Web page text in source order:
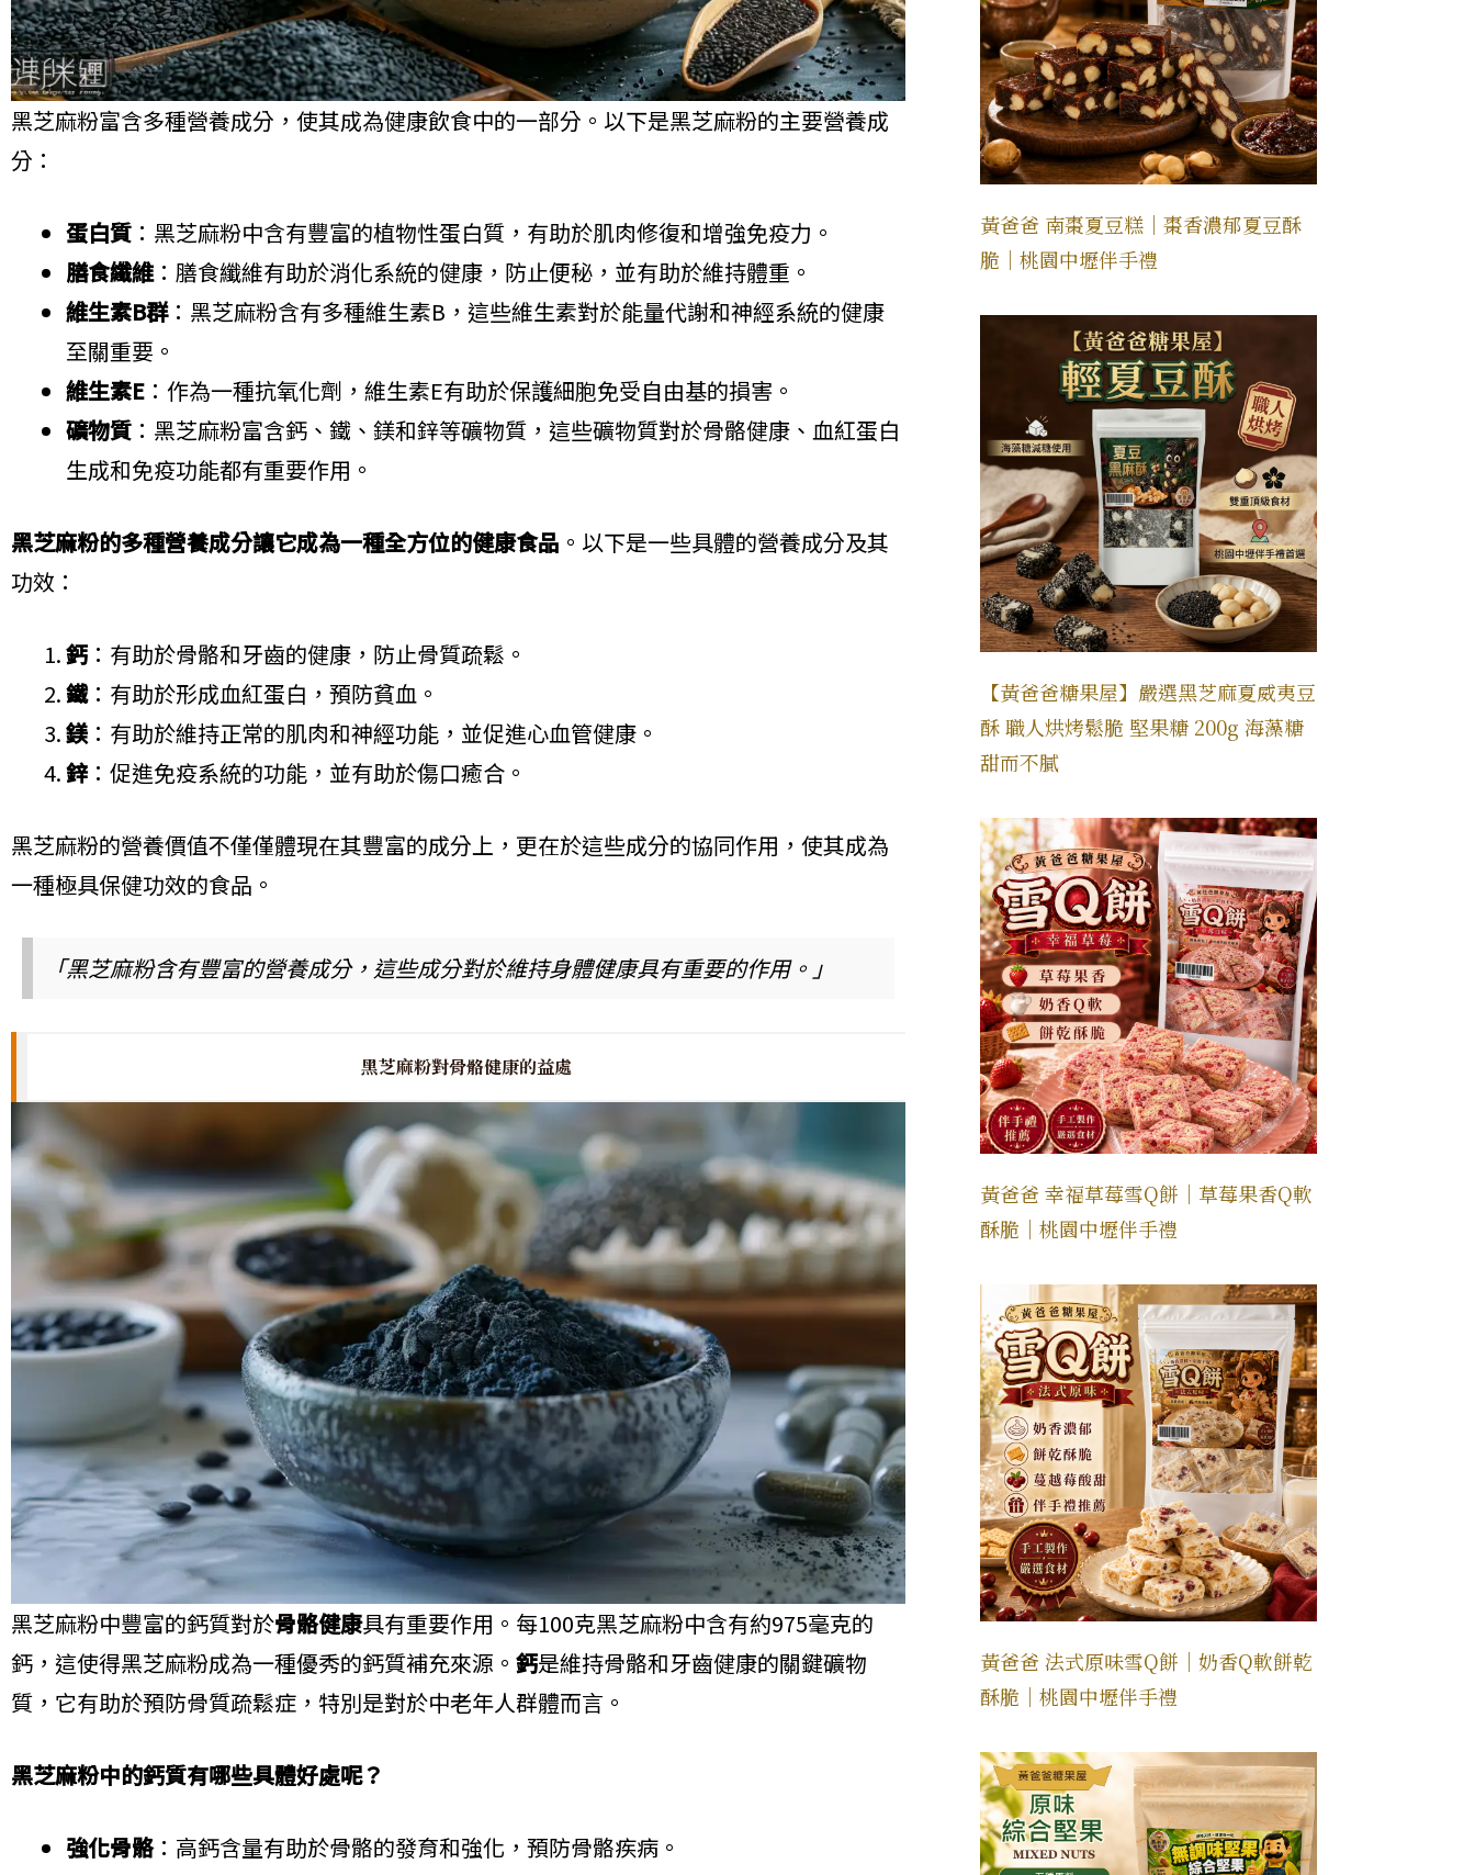
黑芝麻粉富含多種營養成分，使其成為健康飲食中的一部分。以下是黑芝麻粉的主要營養成
分：
蛋白質 ：黑芝麻粉中含有豐富的植物性蛋白質，有助於肌肉修復和增強免疫力。
膳食纖維：膳食纖維有助於消化系統的健康，防止便秘，並有助於維持體重。
維生素B群：黑芝麻粉含有多種維生素B，這些維生素對於能量代謝和神經系統的健康
至關重要。
維生素E ：作為一種抗氧化劑，維生素E有助於保護細胞免受自由基的損害。
礦物質 ：黑芝麻粉富含鈣、鐵、鎂和鋅等礦物質，這些礦物質對於骨骼健康、血紅蛋白
生成和免疫功能都有重要作用。
黑芝麻粉的多種營養成分讓它成為一種全方位的健康食品 。以下是一些具體的營養成分及其
功效：
鈣 ：有助於骨骼和牙齒的健康，防止骨質疏鬆。
鐵：有助於形成血紅蛋白，預防貧血。
鎂 ：有助於維持正常的肌肉和神經功能，並促進心血管健康。
鋅：促進免疫系統的功能，並有助於傷口癒合。
黑芝麻粉的營養價值不僅僅體現在其豐富的成分上，更在於這些成分的協同作用，使其成為
一種極具保健功效的食品。
「黑芝麻粉含有豐富的營養成分，這些成分對於維持身體健康具有重要的作用。」
黑芝麻粉對骨骼健康的益處
黑芝麻粉中豐富的鈣質對於骨骼健康具有重要作用。每100克黑芝麻粉中含有約975毫克的
鈣，這使得黑芝麻粉成為一種優秀的鈣質補充來源。 鈣是維持骨骼和牙齒健康的關鍵礦物
質，它有助於預防骨質疏鬆症，特別是對於中老年人群體而言。
黑芝麻粉中的鈣質有哪些具體好處呢？
強化骨骼：高鈣含量有助於骨骼的發育和強化，預防骨骼疾病。
黃爸爸 南棗夏豆糕｜棗香濃郁夏豆酥
脆｜桃園中壢伴手禮
【黃爸爸糖果屋】嚴選黑芝麻夏威夷豆
酥 職人烘烤鬆脆 堅果糖 200g 海藻糖
甜而不膩
黃爸爸 幸福草莓雪Q餅｜草莓果香Q軟
酥脆｜桃園中壢伴手禮
黃爸爸 法式原味雪Q餅｜奶香Q軟餅乾
酥脆｜桃園中壢伴手禮